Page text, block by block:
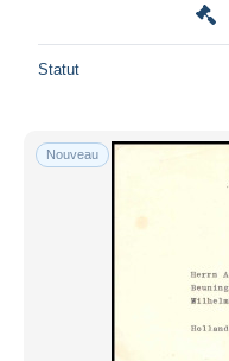
Statut
Nouveau